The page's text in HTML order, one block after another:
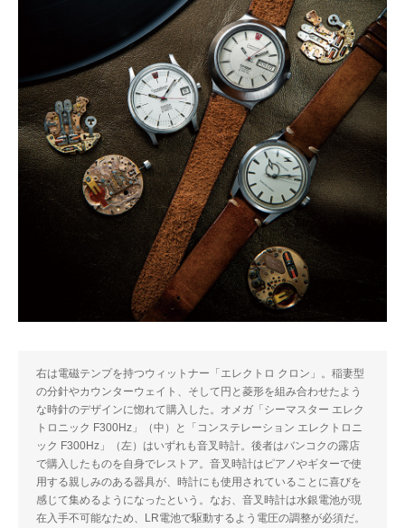
右は電磁テンプを持つウィットナー「エレクトロ クロン」。稲妻型
の分針やカウンターウェイト、そして円と菱形を組み合わせたよう
な時針のデザインに惚れて購入した。オメガ「シーマスター エレク
トロニック F300Hz」（中）と「コンステレーション エレクトロニ
ック F300Hz」（左）はいずれも音叉時計。後者はバンコクの露店
で購入したものを自身でレストア。音叉時計はピアノやギターで使
用する親しみのある器具が、時計にも使用されていることに喜びを
感じて集めるようになったという。なお、音叉時計は水銀電池が現
在入手不可能なため、LR電池で駆動するよう電圧の調整が必須だ。